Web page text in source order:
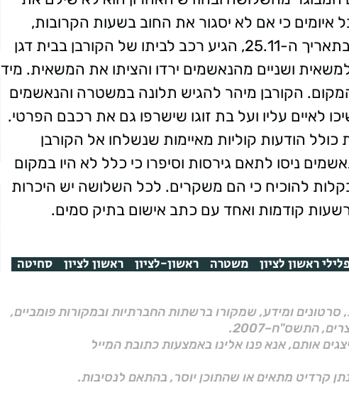
כי אם לא יסגור את החוב בשעות הקרובות,
הרכב שלו וגם המשאית, יעלו באש. בתאריך ה-25.11, הגיע רכב לביתו של הקורבן בבית דגן
ושניים מהנאשמים ירדו והציתו את המשאית. מיד
הקורבן מיהר להגיש תלונה במשטרה והנאשמים
עליו ועל בת זוגו שישרפו גם את רכבם הפרטי.
הודעות קוליות מאיימות שנשלחו אל הקורבן
ניסו לתאם גירסות וסיפרו כי כלל לא היו במקום
להוכיח כי הם משקרים. לכל השלושה יש היכרות
קודמות ואחד עם כתב אישום בתיק סמים.
ראשון לציון משטרה ראשון-לציון ראשון לציון סחיטה
סרטונים ומידע, שמקורו ברשתות החברתיות ובמקורות פומביים,
אותם, אנא פנו אלינו באמצעות כתובת המייל
קרדיט מתאים או שהתוכן יוסר, בהתאם לנסיבות.